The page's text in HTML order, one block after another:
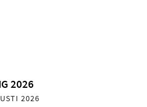
2026
2026